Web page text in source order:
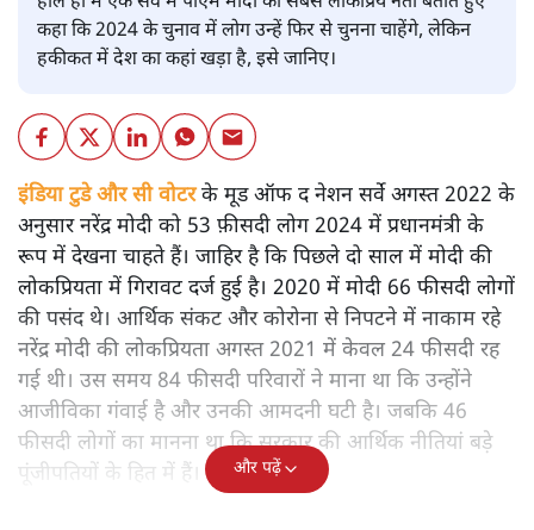
कहा कि 2024 के चुनाव में लोग उन्हें फिर से चुनना चाहेंगे, लेकिन
हकीकत में देश का कहां खड़ा है, इसे जानिए।
इंडिया टुडे और सी वोटरके मूड ऑफ द नेशन सर्वे अगस्त 2022 के
अनुसार नरेंद्र मोदी को 53 फ़ीसदी लोग 2024 में प्रधानमंत्री के
रूप में देखना चाहते हैं। जाहिर है कि पिछले दो साल में मोदी की
लोकप्रियता में गिरावट दर्ज हुई है। 2020 में मोदी 66 फीसदी लोगों
की पसंद थे। आर्थिक संकट और कोरोना से निपटने में नाकाम रहे
नरेंद्र मोदी की लोकप्रियता अगस्त 2021 में केवल 24 फीसदी रह
गई थी। उस समय 84 फीसदी परिवारों ने माना था कि उन्होंने
आजीविका गंवाई है और उनकी आमदनी घटी है। जबकि 46
फीसदी लोगों का मानना था कि सरकार की आर्थिक नीतियां बड़े
पूंजीपतियों के हित में हैं।
और पढ़ें